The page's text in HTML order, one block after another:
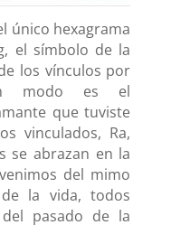
único hexagrama
el símbolo de la
los vínculos por
modo es el
que tuviste
vinculados, Ra,
se abrazan en la
del mimo
la vida, todos
pasado de la